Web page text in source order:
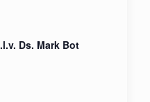
Ds. Mark Bot